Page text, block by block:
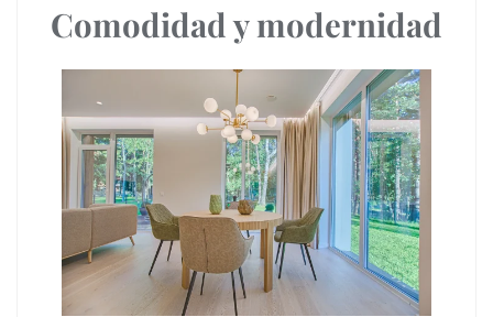
Comodidad y modernidad